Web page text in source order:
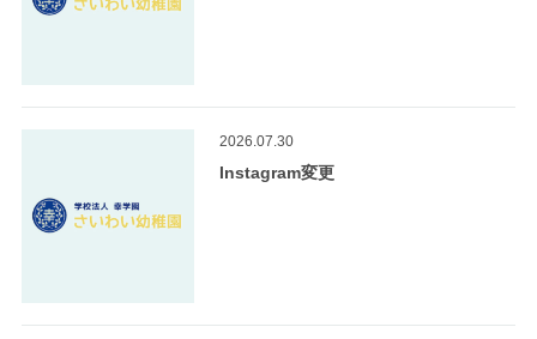
2026.07.30
Instagram変更